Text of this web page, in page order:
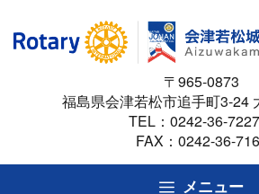
ス
〒965-0873
福島県会津若松市追手町3-24
TEL： 0242-36-
FAX：0242-36-
メニュー